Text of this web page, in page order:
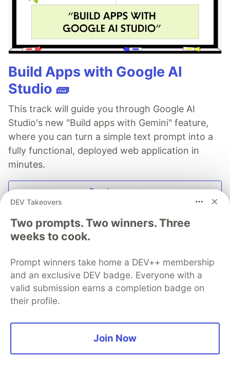
Build Apps with Google AI
Studio 🧱
This track will guide you through Google AI
Studio's new "Build apps with Gemini" feature,
where you can turn a simple text prompt into a
fully functional, deployed web application in
minutes.
Read more →
Eduardo Zepeda
Follow
#Webdev, mostly backend 🧑‍💻 🔍 Writing about APIs,
databases & tech opinions 👉 Follow me on social
media for insights, memes and rants
LOCATION
DEV Takeovers
Two prompts. Two winners. Three
weeks to cook.
Prompt winners take home a DEV++ membership
and an exclusive DEV badge. Everyone with a
valid submission earns a completion badge on
their profile.
Join Now